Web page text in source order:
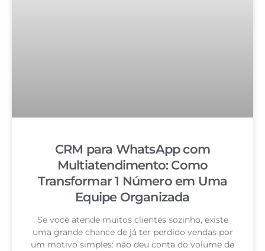
CRM para WhatsApp com
Multiatendimento: Como
Transformar 1 Número em Uma
Equipe Organizada
Se você atende muitos clientes sozinho, existe
uma grande chance de já ter perdido vendas por
um motivo simples: não deu conta do volume de